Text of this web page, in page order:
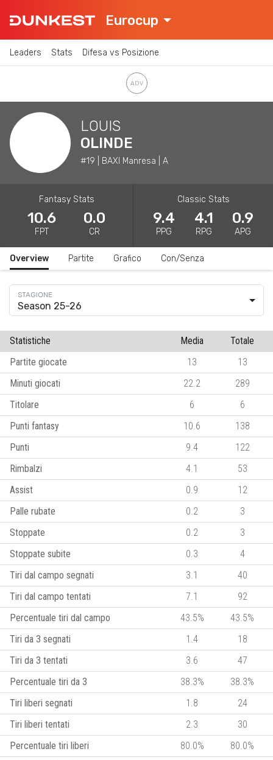
Eurocup
Leaders Stats Difesa vs Posizione
LOUIS
OLINDE
#19 | BAXI Manresa | A
Fantasy Stats
10.6
FPT
0.0
CR
Classic Stats
9.4
PPG
4.1
RPG
0.9
APG
Overview Partite Grafico Con/Senza
Season 25-26
Statistiche Media
Totale
Partite giocate
13
13
Minuti giocati
22.2
289
Titolare
6
6
Punti fantasy
10.6
138
Punti
9.4
122
Rimbalzi
4.1
53
Assist
0.9
12
Palle rubate
0.2
3
Stoppate
0.2
3
Stoppate subite
0.3
4
Tiri dal campo segnati
3.1
40
Tiri dal campo tentati
7.1
92
Percentuale tiri dal campo
43.5%
43.5%
Tiri da 3 segnati
1.4
18
Tiri da 3 tentati
3.6
47
Percentuale tiri da 3
38.3%
38.3%
Tiri liberi segnati
1.8
24
Tiri liberi tentati
2.3
30
Percentuale tiri liberi
80.0%
80.0%